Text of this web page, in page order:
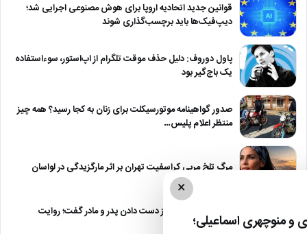
قوانین جدید اتحادیه اروپا برای هوش مصنوعی اجرایی شد؛
دیپ‌فیک‌ها باید برچسب‌گذاری شوند
پاول دوروف: دلیل حذف موقت تلگرام از اپ‌استور، سوءاستفاده
یک باج‌گیر بود
صدور گواهینامه موتورسیکلت برای زنان به کجا رسید؟ همه چیز
منتظر اعلام پلیس…
مرگ تلخ مربی کراسفیت تهران بر اثر مارگزیدگی در لواسان
حمید استیلی از غم از دست دادن پدر و مادر گفت؛ روایت
صریح…
×
منوچهری اسماعیلی؛